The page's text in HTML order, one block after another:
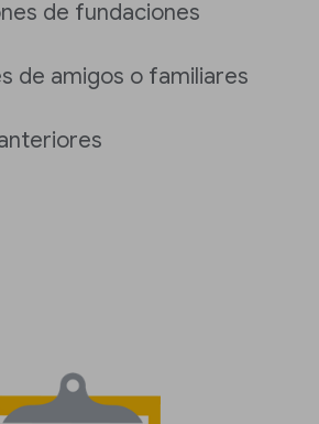
de fundaciones
de amigos o familiares